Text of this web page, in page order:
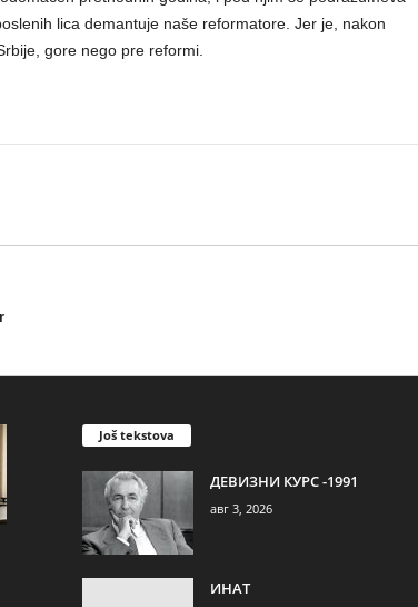
lica demantuje naše reformatore. Jer je, nakon
gore nego pre reformi.
Još tekstova
ДЕВИЗНИ КУРС -1991
авг 3, 2026
ИНАТ